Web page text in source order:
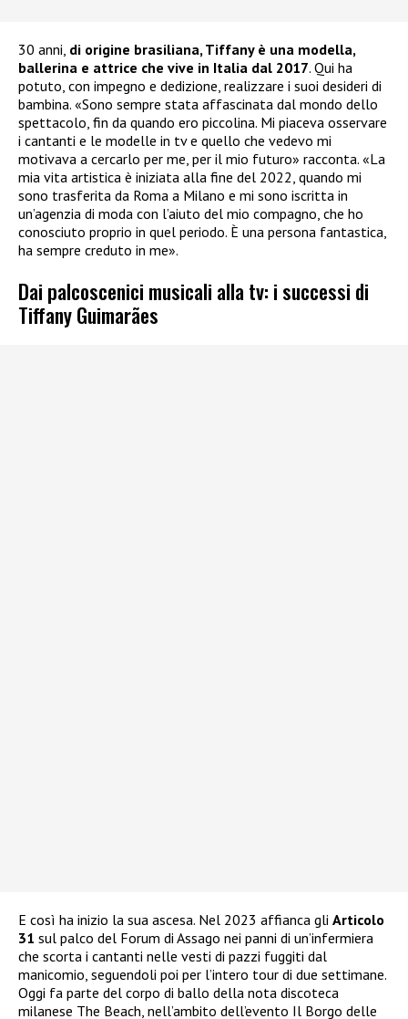
30 anni, di origine brasiliana, Tiffany è una modella,
ballerina e attrice che vive in Italia dal 2017. Qui ha
potuto, con impegno e dedizione, realizzare i suoi desideri di
bambina. «Sono sempre stata affascinata dal mondo dello
spettacolo, fin da quando ero piccolina. Mi piaceva osservare
i cantanti e le modelle in tv e quello che vedevo mi
motivava a cercarlo per me, per il mio futuro» racconta. «La
mia vita artistica è iniziata alla fine del 2022, quando mi
sono trasferita da Roma a Milano e mi sono iscritta in
un’agenzia di moda con l’aiuto del mio compagno, che ho
conosciuto proprio in quel periodo. È una persona fantastica,
ha sempre creduto in me».
Dai palcoscenici musicali alla tv: i successi di
Tiffany Guimarães
E così ha inizio la sua ascesa. Nel 2023 affianca gli Articolo
31 sul palco del Forum di Assago nei panni di un’infermiera
che scorta i cantanti nelle vesti di pazzi fuggiti dal
manicomio, seguendoli poi per l’intero tour di due settimane.
Oggi fa parte del corpo di ballo della nota discoteca
milanese The Beach, nell’ambito dell’evento Il Borgo delle